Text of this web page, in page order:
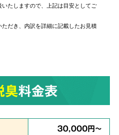
客様に関わらずあらゆ
ります。管理されてい
事件事故による特殊殊
旧工事など
対応
たしますので、上記は目安としてご
だき、内訳を詳細に記載したお見積
臭料金表
30,000円～